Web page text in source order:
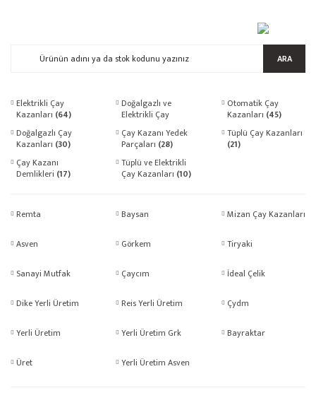
ARA
Elektrikli Çay
Kazanları (64)
Doğalgazlı ve
Elektrikli Çay
Otomatik Çay
Kazanları (45)
Doğalgazlı Çay
Kazanları (30)
Çay Kazanı Yedek
Parçaları (28)
Tüplü Çay Kazanları
(21)
Çay Kazanı
Demlikleri (17)
Tüplü ve Elektrikli
Çay Kazanları (10)
Remta Baysan Mizan Çay Kazanları
Asven Görkem Tiryaki
Sanayi Mutfak Çaycım İdeal Çelik
Dike Yerli Üretim Reis Yerli Üretim Çydm
Yerli Üretim Yerli Üretim Grk Bayraktar
Üret Yerli Üretim Asven